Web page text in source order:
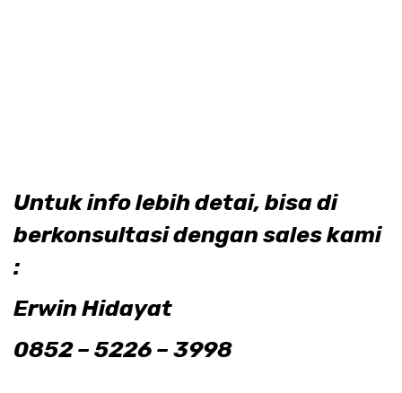
Untuk info lebih detai, bisa di
berkonsultasi dengan sales kami
:
Erwin Hidayat
0852 – 5226 – 3998